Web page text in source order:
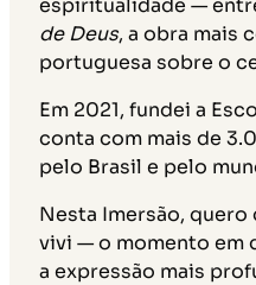
de Deus, a obra mais
portuguesa sobre o
Em 2021, fundei a
conta com mais de
pelo Brasil e pelo
Nesta Imersão, quero
vivi — o momento em
a expressão mais